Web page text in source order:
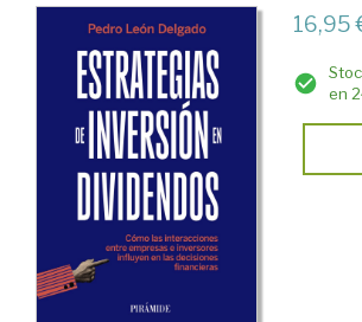
y
financiación
empresa
16,95
en